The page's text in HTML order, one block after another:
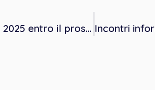
Sistema Tessera Sanitaria – Invio dei dati 2025 entro il prossimo 2 febbraio